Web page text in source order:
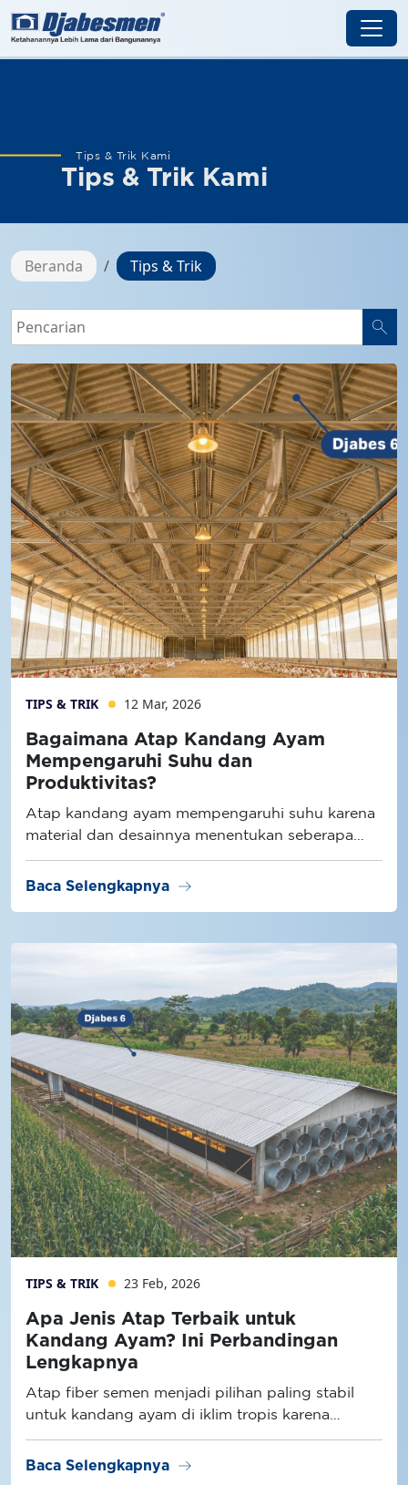
Tips & Trik Kami
Tips & Trik Kami
Beranda Tips & Trik
TIPS & TRIK 12 Mar, 2026
Bagaimana Atap Kandang Ayam
Mempengaruhi Suhu dan
Produktivitas?
Atap kandang ayam mempengaruhi suhu karena
material dan desainnya menentukan seberapa
besar radiasi panas masuk ke dalam kandang.
Baca Selengkapnya arrow_right_alt
TIPS & TRIK 23 Feb, 2026
Apa Jenis Atap Terbaik untuk
Kandang Ayam? Ini Perbandingan
Lengkapnya
Atap fiber semen menjadi pilihan paling stabil
untuk kandang ayam di iklim tropis karena
memiliki konduktivitas panas lebih rendah
dibanding atap metal dan lebih tahan lembap
Baca Selengkapnya arrow_right_alt
search